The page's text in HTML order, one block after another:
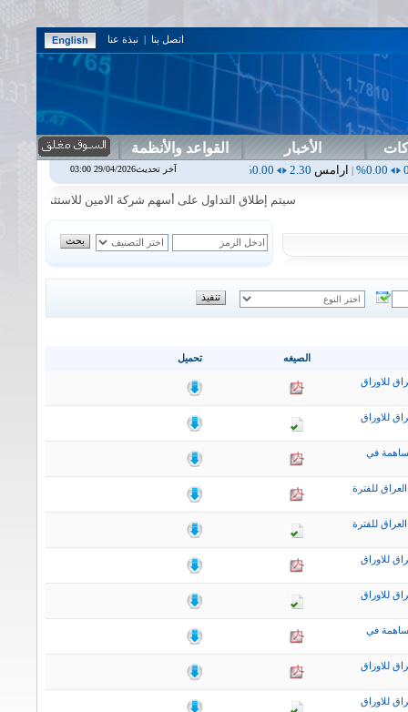
اتصل بنا | نبذة عنا
الأخبار القواعد والأنظمة
ارامس2.30
0.00%
|اربيل0.00 اس بنك0.00
0.00%
|اسفنج
سيتم إطلاق التداول على أسهم شركة الامين للاستثمار المالي في
تحميل الصيغه
للاوراق
للاوراق
في
للفترة
للفترة
للاوراق
للاوراق
في
للاوراق
للاوراق